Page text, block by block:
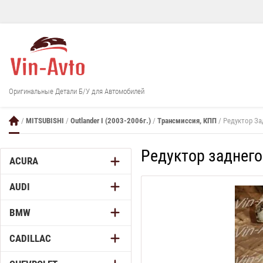
Оригинальные Детали Б/У для Автомобилей
/ MITSUBISHI / Outlander I (2003-2006г.) / Трансмиссия, КПП / Редуктор
ACURA
AUDI
BMW
CADILLAC
Редуктор